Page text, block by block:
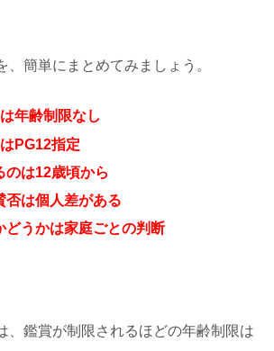
、簡単にまとめてみましょう。
年齢制限なし
PG12指定
のは12歳頃から
否は個人差がある
どうかは家庭ごとの判断
、鑑賞が制限されるほどの年齢制限は